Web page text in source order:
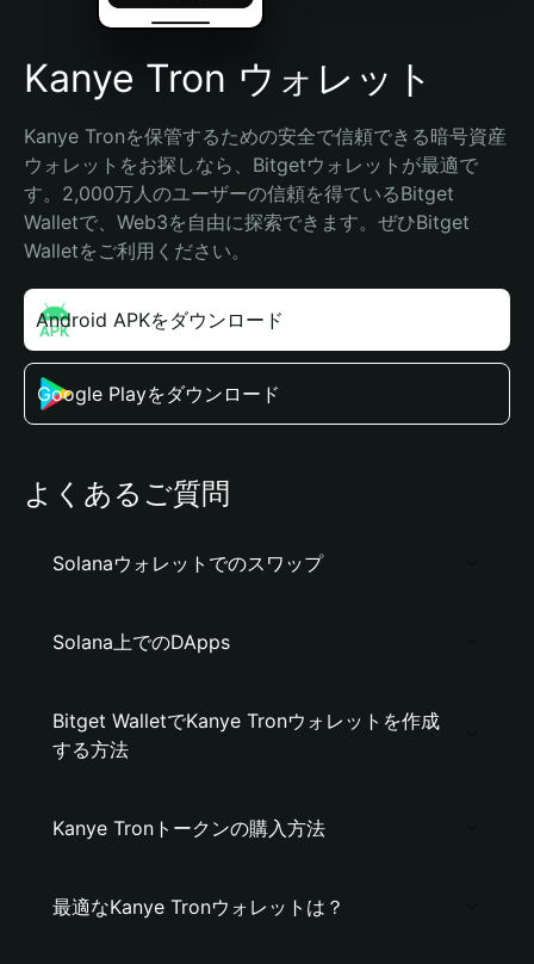
Español (Argentina)
Kanye Tron ウォレット
Kanye Tronを保管するための安全で信頼できる暗号資産
ウォレットをお探しなら、Bitgetウォレットが最適で
す。2,000万人のユーザーの信頼を得ているBitget
Walletで、Web3を自由に探索できます。ぜひBitget
Walletをご利用ください。
Android APKをダウンロード
Google Playをダウンロード
よくあるご質問
Solanaウォレットでのスワップ
Solana上でのDApps
Bitget WalletでKanye Tronウォレットを作成
する方法
Kanye Tronトークンの購入方法
最適なKanye Tronウォレットは？